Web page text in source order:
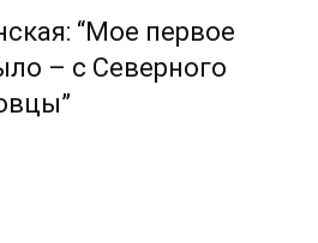
“Мое первое
– с Северного